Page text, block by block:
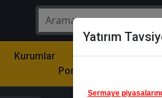
Kurumlar
Model
Portföy
Hisse
Yatırım
Sermaye